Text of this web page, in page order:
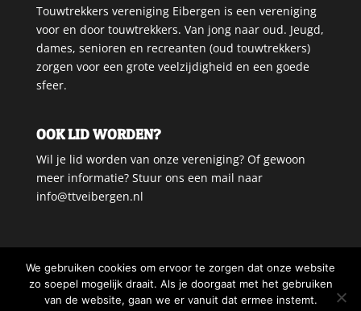
Touwtrekkers vereniging Eibergen is een vereniging
voor en door touwtrekkers. Van jong naar oud. Jeugd,
dames, senioren en recreanten (oud touwtrekkers)
zorgen voor een grote veelzijdigheid en een goede
sfeer.
OOK LID WORDEN?
Wil je lid worden van onze vereniging? Of gewoon
meer informatie? Stuur ons een mail naar
info@ttveibergen.nl
We gebruiken cookies om ervoor te zorgen dat onze website
zo soepel mogelijk draait. Als je doorgaat met het gebruiken
van de website, gaan we er vanuit dat ermee instemt.